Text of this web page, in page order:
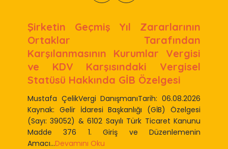
Şirketin Geçmiş Yıl Zararlarının
Ortaklar Tarafından
Karşılanmasının Kurumlar Vergisi
ve KDV Karşısındaki Vergisel
Statüsü Hakkında GİB Özelgesi
Mustafa ÇelikVergi DanışmanıTarih: 06.08.2026
Kaynak: Gelir İdaresi Başkanlığı (GİB) Özelgesi
(Sayı: 39052) & 6102 Sayılı Türk Ticaret Kanunu
Madde 376 1. Giriş ve Düzenlemenin
Amacı...Devamını Oku